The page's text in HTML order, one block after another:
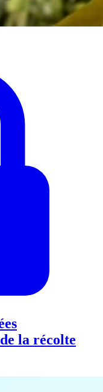
la récolte